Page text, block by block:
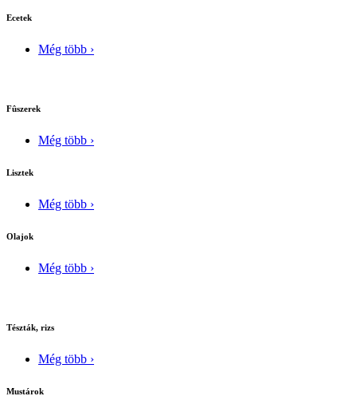
Ecetek
Még több ›
Fûszerek
Még több ›
Lisztek
Még több ›
Olajok
Még több ›
Tészták, rizs
Még több ›
Mustárok